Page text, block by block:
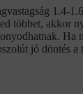
1.4-
többet, akkor
jó döntés